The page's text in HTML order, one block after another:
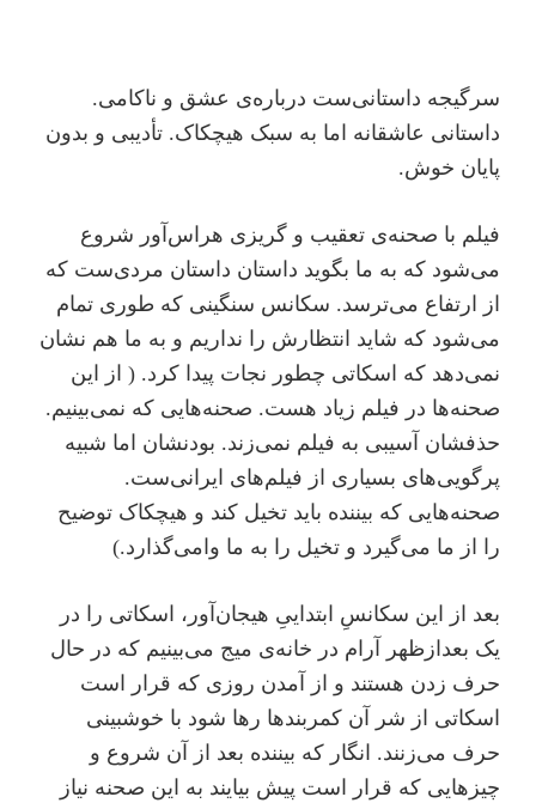
سرگیجه داستانی‌ست درباره‌ی عشق و ناکامی.
داستانی عاشقانه اما به سبک هیچکاک. تأدیبی و بدون
پایان خوش.
فیلم با صحنه‌ی تعقیب و گریزی هراس‌آور شروع
می‌شود که به ما بگوید داستان داستان مردی‌ست که
از ارتفاع می‌ترسد. سکانس سنگینی که طوری تمام
می‌شود که شاید انتظارش را نداریم و به ما هم نشان
نمی‌دهد که اسکاتی چطور نجات پیدا کرد. ( از این
صحنه‌ها در فیلم زیاد هست. صحنه‌هایی که نمی‌بینیم.
حذفشان آسیبی به فیلم نمی‌زند. بودنشان اما شبیه
پر‌گویی‌های بسیاری از فیلم‌های ایرانی‌ست.
صحنه‌هایی که بیننده باید تخیل کند و هیچکاک توضیح
را از ما می‌گیرد و تخیل را به ما وامی‌گذارد.)
بعد از این سکانسِ ابتداییِ هیجان‌آور، اسکاتی را در
یک بعد‌از‌ظهر آرام در خانه‌ی میج می‌بینیم که در حال
حرف زدن هستند و از آمدن روزی که قرار است
اسکاتی از شر آن کمربندها رها شود با خوشبینی
حرف می‌زنند. انگار که بیننده بعد از آن شروع و
چیزهایی که قرار است پیش بیایند به این صحنه نیاز